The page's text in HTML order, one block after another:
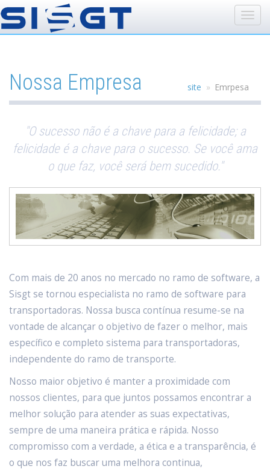
Nossa Empresa site Emrpesa
"O sucesso não é a chave para a felicidade; a
felicidade é a chave para o sucesso. Se você ama
o que faz, você será bem sucedido."
Com mais de 20 anos no mercado no ramo de software, a
Sisgt se tornou especialista no ramo de software para
transportadoras. Nossa busca contínua resume-se na
vontade de alcançar o objetivo de fazer o melhor, mais
específico e completo sistema para transportadoras,
independente do ramo de transporte.
Nosso maior objetivo é manter a proximidade com
nossos clientes, para que juntos possamos encontrar a
melhor solução para atender as suas expectativas,
sempre de uma maneira prática e rápida. Nosso
compromisso com a verdade, a ética e a transparência, é
o que nos faz buscar uma melhora continua,